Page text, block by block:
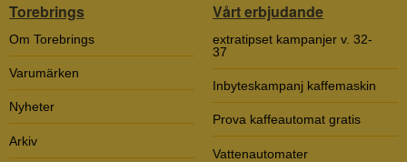
Torebrings
Om Torebrings
Varumärken
Nyheter
Arkiv
Vårt erbjudande
extratipset kampanjer v. 32-
37
Inbyteskampanj kaffemaskin
Prova kaffeautomat gratis
Vattenautomater